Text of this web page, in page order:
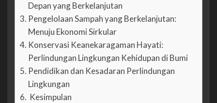
Depan yang Berkelanjutan
Pengelolaan Sampah yang Berkelanjutan:
Menuju Ekonomi Sirkular
Konservasi Keanekaragaman Hayati:
Perlindungan Lingkungan Kehidupan di Bumi
Pendidikan dan Kesadaran Perlindungan
Lingkungan
Kesimpulan